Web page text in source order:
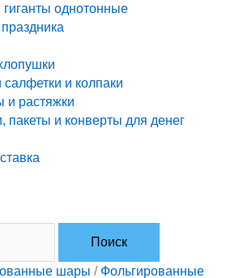
однотонные
салфетки и колпаки
и растяжки
пакеты и конверты для денег
шары / Фольгированные